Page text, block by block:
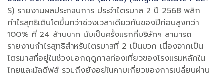
S) รายงานผลประกอบการ ประจำไตรมาส 2 ปี 2568 พลิก
กำไรสุทธิเติบโตขึ้นกว่าช่วงเวลาเดียวกันของปีก่อนสูงกว่า
100% ที่ 24 ล้านบาท นับเป็นครั้งแรกที่บริษัทฯ สามารถ
รายงานกำไรสุทธิสำหรับไตรมาสที่ 2 เป็นบวก เนื่องจากเป็น
ไตรมาสที่อยู่ในช่วงนอกฤดูกาลท่องเที่ยวของโรงแรมหลักใน
ไทยและมัลดีฟส์ รวมถึงยังอยู่ในคาบเกี่ยวของการเปลี่ยนผ่าน